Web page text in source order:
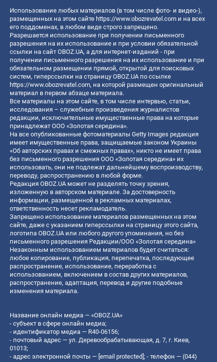
Использование любых материалов (в том числе фото- и видео-),
размещенных на этом сайте https://www.obozrevatel.com и на всех
его поддоменах, в любом виде строго запрещено.
Разрешается использование при получении письменного
разрешения на их использование и при условии обязательной
ссылки на сайт OBOZ.UA, а для интернет-изданий - при
получении письменного разрешения на их использование и при
обязательном размещении прямой, открытой для поисковых
систем, гиперссылки на страницу OBOZ.UA по ссылке
https://www.obozrevatel.com, на которой размещен оригинальный
материал в первом абзаце материала.
Все материалы на этом сайте, в том числе интервью, статьи,
исследования – служебные произведения журналистов
редакции, исключительные имущественные права на которые
принадлежат ООО «Золотая середина».
На все опубликованные фотоматериалы Getty Images редакция
имеет имущественные права, защищаемые законом Украины
«Об авторских правах и смежных правах», никто не имеет права
без письменного разрешения ООО «Золотая середина» их
использовать, они не подлежат дальнейшему воспроизводству,
переводу, распространению в любой форме.
Редакция OBOZ.UA может не разделять точку зрения,
изложенную в авторском материале. За достоверность
информации, размещенной в рекламных материалах,
ответственность несет рекламодатель.
Запрещено использование материалов размещенных на этом
сайте, даже с указанием гиперссылки на страницу этого сайта,
логотипа OBOZ.UA или любого другого упоминания, но без
письменного разрешения Редакции/ООО «Золотая середина»
Незаконным использованием материалов будет считаться:
любое копирование, публикация, перепечатка, последующее
распространение, использование, переработка с
использованием, включением в состав других материалов,
распространение, адаптация, перевод и другие подобные
изменения материала.
Название онлайн медиа — «OBOZ.UA»
- субъект в сфере онлайн медиа;
- идентификатор медиа — R40-06156;
- почтовый адрес — ул. Деревообрабатывающая, д. 7, г. Киев,
01013;
- адрес электронной почты — [email protected]; - телефон — (044)